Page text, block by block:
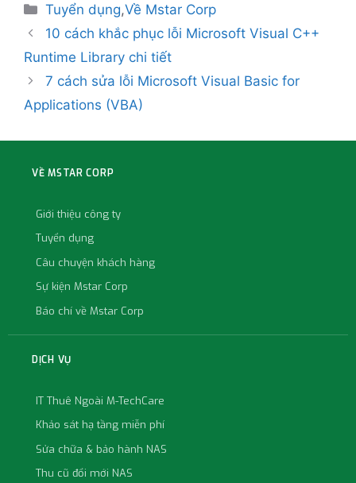
Tuyển dụng,Về Mstar Corp
10 cách khắc phục lỗi Microsoft Visual C++
Runtime Library chi tiết
7 cách sửa lỗi Microsoft Visual Basic for
Applications (VBA)
VỀ MSTAR CORP
Giới thiệu công ty
Tuyển dụng
Câu chuyện khách hàng
Sự kiện Mstar Corp
Báo chí về Mstar Corp
DỊCH VỤ
IT Thuê Ngoài M-TechCare
Khảo sát hạ tầng miễn phí
Sửa chữa & bảo hành NAS
Thu cũ đổi mới NAS